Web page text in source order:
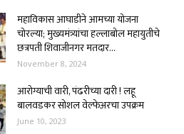
महाविकास आघाडीने आमच्या योजना
चोरल्या; मुख्यमंत्र्यांचा हल्लाबोल महायुतीचे
छत्रपती शिवाजीनगर मतदार...
November 8, 2024
आरोग्याची वारी, पंढरीच्या दारी ! लहू
बालवडकर सोशल वेल्फेअरचा उपक्रम
June 10, 2023